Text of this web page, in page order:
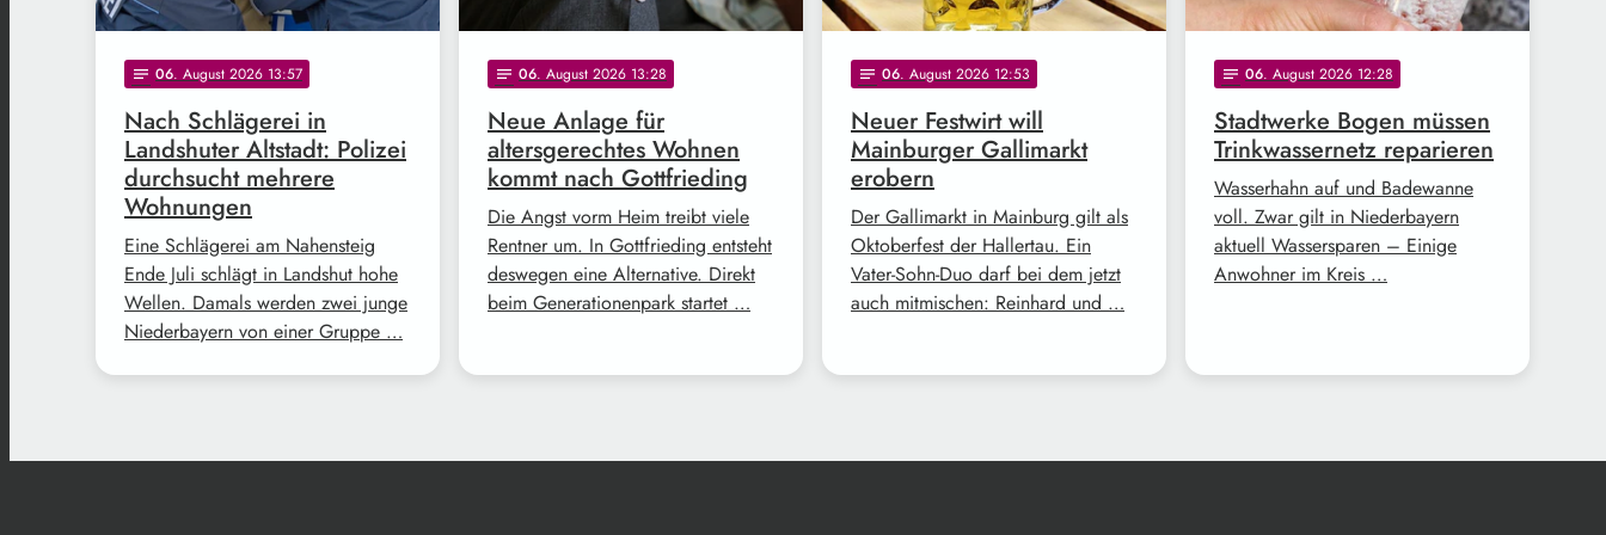
notes 06. August 2026 13:57
Nach Schlägerei in
Landshuter Altstadt: Polizei
durchsucht mehrere
Wohnungen
Eine Schlägerei am Nahensteig
Ende Juli schlägt in Landshut hohe
Wellen. Damals werden zwei junge
Niederbayern von einer Gruppe …
notes 06. August 2026 13:28
Neue Anlage für
altersgerechtes Wohnen
kommt nach Gottfrieding
Die Angst vorm Heim treibt viele
Rentner um. In Gottfrieding entsteht
deswegen eine Alternative. Direkt
beim Generationenpark startet …
notes 06. August 2026 12:53
Neuer Festwirt will
Mainburger Gallimarkt
erobern
Der Gallimarkt in Mainburg gilt als
Oktoberfest der Hallertau. Ein
Vater-Sohn-Duo darf bei dem jetzt
auch mitmischen: Reinhard und …
notes 06. August 2026 12:28
Stadtwerke Bogen müssen
Trinkwassernetz reparieren
Wasserhahn auf und Badewanne
voll. Zwar gilt in Niederbayern
aktuell Wassersparen – Einige
Anwohner im Kreis …